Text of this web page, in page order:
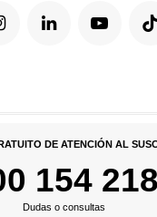
DE ATENCIÓN AL
154 218
Dudas o consultas